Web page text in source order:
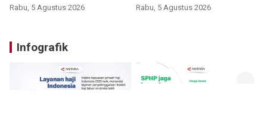
Rabu, 5 Agustus 2026 Rabu, 5 Agustus 2026
Infografik